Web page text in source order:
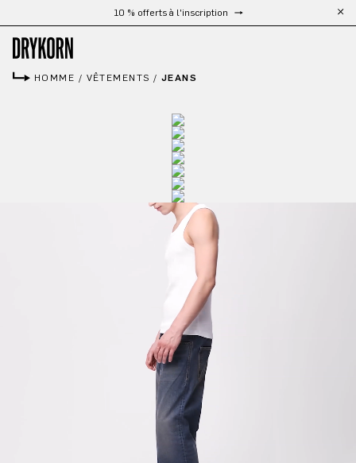
Passer au contenu principalLivraison gratuite à partir de 300 €
HOMME / VÊTEMENTS / JEANS